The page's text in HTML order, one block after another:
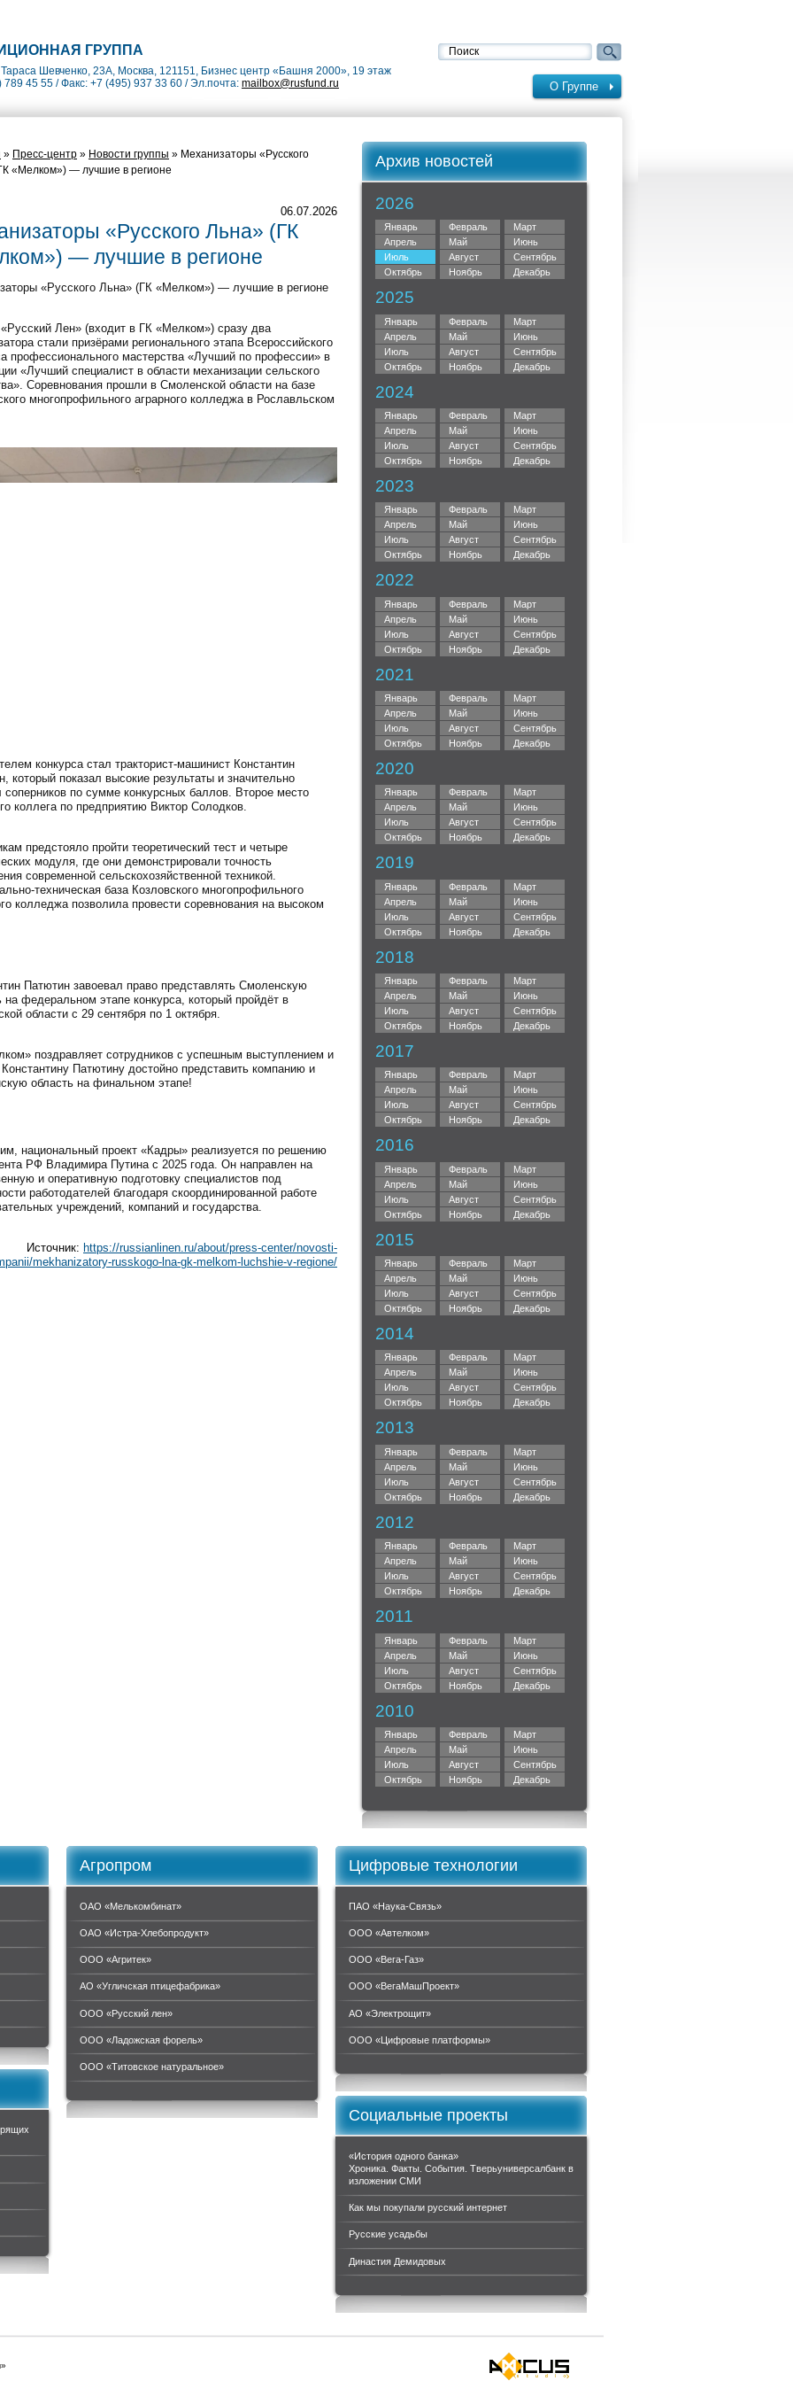
ГРУППА
Шевченко, 23А, Москва, 121151, Бизнес центр «Башня 2000», 19 этаж
789 45 55 / Факс: +7 (495) 937 33 60 / Эл.почта: mailbox@rusfund.ru О Группе
Архив новостей
2026
Январь Февраль
Март
Апрель
Май
Июнь
Июль
Август
Сентябрь
Октябрь
Ноябрь Декабрь
2025
Январь Февраль
Март
Апрель
Май
Июнь
Июль
Август
Сентябрь
Октябрь
Ноябрь Декабрь
2024
Январь Февраль
Март
Апрель
Май
Июнь
Июль
Август
Сентябрь
Октябрь
Ноябрь Декабрь
2023
Январь Февраль
Март
Апрель
Май
Июнь
Июль
Август
Сентябрь
Октябрь
Ноябрь Декабрь
2022
Январь Февраль
Март
Апрель
Май
Июнь
Июль
Август
Сентябрь
Октябрь
Ноябрь Декабрь
2021
Январь Февраль
Март
Апрель
Май
Июнь
Июль
Август
Сентябрь
Октябрь
Ноябрь Декабрь
2020
Январь Февраль
Март
Апрель
Май
Июнь
Июль
Август
Сентябрь
Октябрь
Ноябрь Декабрь
2019
Январь Февраль
Март
Апрель
Май
Июнь
Июль
Август
Сентябрь
Октябрь
Ноябрь Декабрь
2018
Январь Февраль
Март
Апрель
Май
Июнь
Июль
Август
Сентябрь
Октябрь
Ноябрь Декабрь
2017
Январь Февраль
Март
Апрель
Май
Июнь
Июль
Август
Сентябрь
Октябрь
Ноябрь Декабрь
2016
Январь Февраль
Март
Апрель
Май
Июнь
Июль
Август
Сентябрь
Октябрь
Ноябрь Декабрь
2015
Январь Февраль
Март
Апрель
Май
Июнь
Июль
Август
Сентябрь
Октябрь
Ноябрь Декабрь
2014
Январь Февраль
Март
Апрель
Май
Июнь
Июль
Август
Сентябрь
Октябрь
Ноябрь Декабрь
2013
Январь Февраль
Март
Апрель
Май
Июнь
Июль
Август
Сентябрь
Октябрь
Ноябрь Декабрь
2012
Январь Февраль
Март
Апрель
Май
Июнь
Июль
Август
Сентябрь
Октябрь
Ноябрь Декабрь
2011
Январь Февраль
Март
Апрель
Май
Июнь
Июль
Август
Сентябрь
Октябрь
Ноябрь Декабрь
2010
Январь Февраль
Март
Апрель
Май
Июнь
Июль
Август
Сентябрь
Октябрь
Ноябрь Декабрь
» Пресс-центр » Новости группы » Механизаторы «Русского
«Мелком») — лучшие в регионе
06.07.2026
«Русского Льна» (ГК
— лучшие в регионе
«Русского Льна» (ГК «Мелком») — лучшие в регионе
Лен» (входит в ГК «Мелком») сразу два
стали призёрами регионального этапа Всероссийского
профессионального мастерства «Лучший по профессии» в
«Лучший специалист в области механизации сельского
Соревнования прошли в Смоленской области на базе
многопрофильного аграрного колледжа в Рославльском
конкурса стал тракторист-машинист Константин
который показал высокие результаты и значительно
соперников по сумме конкурсных баллов. Второе место
коллега по предприятию Виктор Солодков.
предстояло пройти теоретический тест и четыре
модуля, где они демонстрировали точность
современной сельскохозяйственной техникой.
техническая база Козловского многопрофильного
колледжа позволила провести соревнования на высоком
Патютин завоевал право представлять Смоленскую
на федеральном этапе конкурса, который пройдёт в
области с 29 сентября по 1 октября.
поздравляет сотрудников с успешным выступлением и
Патютину достойно представить компанию и
область на финальном этапе!
национальный проект «Кадры» реализуется по решению
РФ Владимира Путина с 2025 года. Он направлен на
и оперативную подготовку специалистов под
работодателей благодаря скоординированной работе
учреждений, компаний и государства.
Источник: https://russianlinen.ru/about/press-center/novosti-
mekhanizatory-russkogo-lna-gk-melkom-luchshie-v-regione/
Агропром
ОАО «Мелькомбинат»
ОАО «Истра-Хлебопродукт»
ООО «Агритек»
АО «Угличская птицефабрика»
ООО «Русский лен»
ООО «Ладожская форель»
ООО «Титовское натуральное»
Цифровые технологии
ПАО «Наука-Связь»
ООО «Автелком»
ООО «Вега-Газ»
ООО «ВегаМашПроект»
АО «Электрощит»
ООО «Цифровые платформы»
Социальные проекты
«История одного банка»
Хроника. Факты. События. Тверьуниверсалбанк в
изложении СМИ
Как мы покупали русский интернет
Русские усадьбы
Династия Демидовых